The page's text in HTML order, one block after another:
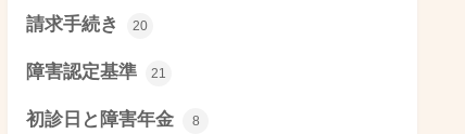
請求手続き 20
障害認定基準 21
初診日と障害年金 8